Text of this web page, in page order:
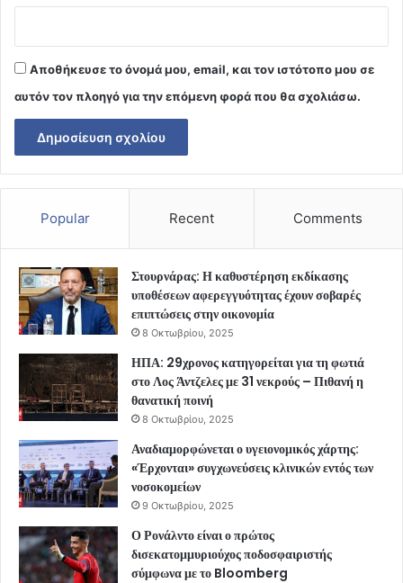
Αποθήκευσε το όνομά μου, email, και τον ιστότοπο μου σε
αυτόν τον πλοηγό για την επόμενη φορά που θα σχολιάσω.
Popular Recent Comments
Στουρνάρας: Η καθυστέρηση εκδίκασης
υποθέσεων αφερεγγυότητας έχουν σοβαρές
επιπτώσεις στην οικονομία
8 Οκτωβρίου, 2025
ΗΠΑ: 29χρονος κατηγορείται για τη φωτιά
στο Λος Άντζελες με 31 νεκρούς – Πιθανή η
θανατική ποινή
8 Οκτωβρίου, 2025
Αναδιαμορφώνεται ο υγειονομικός χάρτης:
«Έρχονται» συγχωνεύσεις κλινικών εντός των
νοσοκομείων
9 Οκτωβρίου, 2025
Ο Ρονάλντο είναι ο πρώτος
δισεκατομμυριούχος ποδοσφαιριστής
σύμφωνα με το Bloomberg